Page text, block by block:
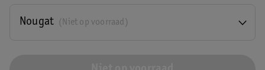
(Niet op voorraad)
Nougat